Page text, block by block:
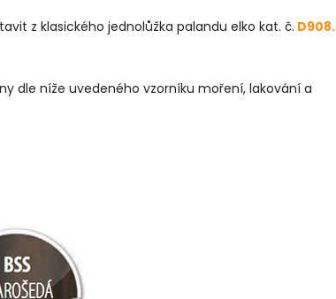
z klasického jednolůžka palandu elko kat. č. D908.
dle níže uvedeného vzorníku moření, lakování a